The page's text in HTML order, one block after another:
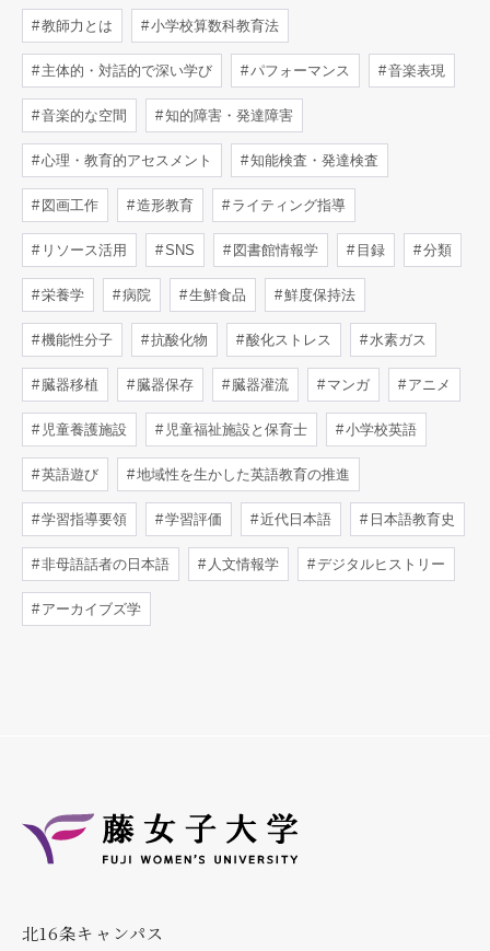
教師力とは 小学校算数科教育法
主体的・対話的で深い学び パフォーマンス 音楽表現
音楽的な空間 知的障害・発達障害
心理・教育的アセスメント 知能検査・発達検査
図画工作 造形教育 ライティング指導
リソース活用 SNS 図書館情報学 目録 分類
栄養学 病院 生鮮食品 鮮度保持法
機能性分子 抗酸化物 酸化ストレス 水素ガス
臓器移植 臓器保存 臓器灌流 マンガ アニメ
児童養護施設 児童福祉施設と保育士 小学校英語
英語遊び 地域性を生かした英語教育の推進
学習指導要領 学習評価 近代日本語 日本語教育史
非母語話者の日本語 人文情報学 デジタルヒストリー
アーカイブズ学
北16条キャンパス